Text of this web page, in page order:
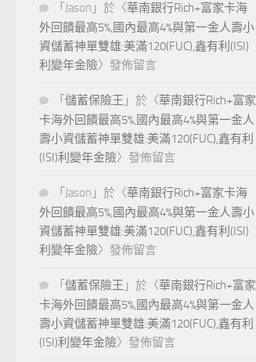
「 Jason 」於〈華南銀行Rich+富家卡海
外回饋最高5%,國內最高4%與第一金人壽小
資儲蓄神單雙雄:美滿120(FUC),鑫有利(ISI)
利變年金險〉發佈留言
「 儲蓄保險王 」於〈華南銀行Rich+富家
卡海外回饋最高5%,國內最高4%與第一金人
壽小資儲蓄神單雙雄:美滿120(FUC),鑫有利
(ISI)利變年金險〉發佈留言
「 Jason 」於〈華南銀行Rich+富家卡海
外回饋最高5%,國內最高4%與第一金人壽小
資儲蓄神單雙雄:美滿120(FUC),鑫有利(ISI)
利變年金險〉發佈留言
「 儲蓄保險王 」於〈華南銀行Rich+富家
卡海外回饋最高5%,國內最高4%與第一金人
壽小資儲蓄神單雙雄:美滿120(FUC),鑫有利
(ISI)利變年金險〉發佈留言